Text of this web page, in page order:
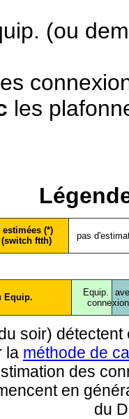
(ou
les
(*)
ftth)
pas
Equip.
Equip.
conne
soir)
la méthode de
des
en
du